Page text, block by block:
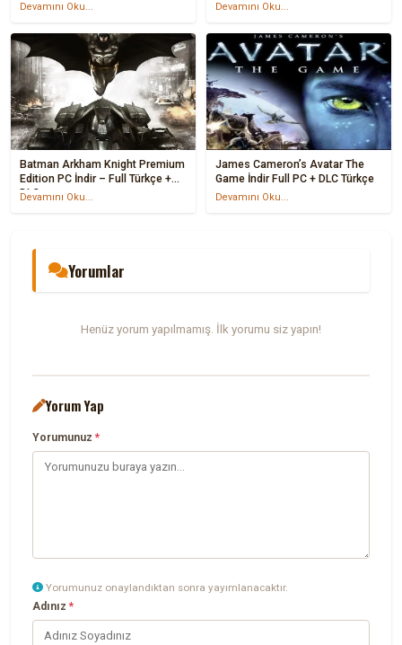
Devamını Oku... Devamını Oku...
Batman Arkham Knight Premium
Edition PC İndir – Full Türkçe +
DLC
Devamını Oku...
James Cameron’s Avatar The
Game İndir Full PC + DLC Türkçe
Devamını Oku...
Yorumlar
Henüz yorum yapılmamış. İlk yorumu siz yapın!
Yorum Yap
Yorumunuz*
Yorumunuz onaylandıktan sonra yayımlanacaktır.
Adınız*